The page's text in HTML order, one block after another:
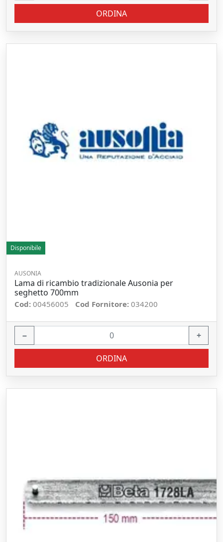
ORDINA
Disponibile
AUSONIA
Lama di ricambio tradizionale Ausonia per
seghetto 700mm
Cod: 00456005 Cod Fornitore: 034200
− +
ORDINA